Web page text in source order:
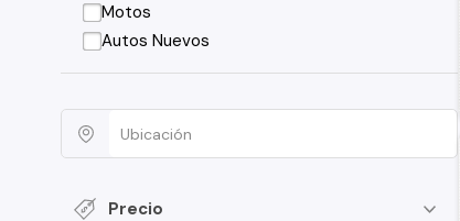
Motos
Autos Nuevos
Precio